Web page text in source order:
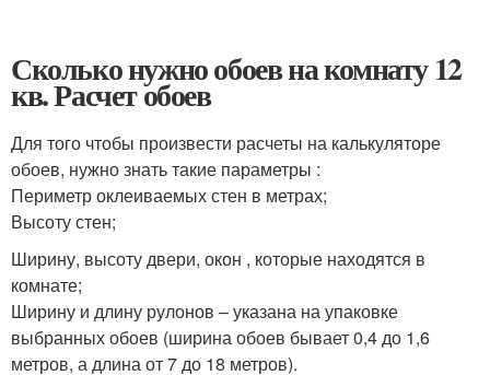
Сколько нужно обоев на комнату 12
кв. Расчет обоев
Для того чтобы произвести расчеты на калькуляторе
обоев, нужно знать такие параметры :
Периметр оклеиваемых стен в метрах;
Высоту стен;
Ширину, высоту двери, окон , которые находятся в
комнате;
Ширину и длину рулонов – указана на упаковке
выбранных обоев (ширина обоев бывает 0,4 до 1,6
метров, а длина от 7 до 18 метров).